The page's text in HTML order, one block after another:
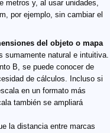
metros y, al usar unidades,
por ejemplo, sin cambiar el
del objeto o mapa
sumamente natural e intuitiva.
B, se puede conocer de
de cálculos. Incluso si
en un formato más
también se ampliará
la distancia entre marcas